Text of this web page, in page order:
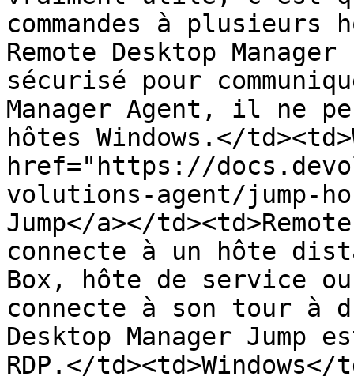
commandes à plusieurs
Remote Desktop
sécurisé pour
Manager Agent, il ne
hôtes Windows.</
href="https://
volutions-agent/jump-
Jump</a></
connecte à un hôte
Box, hôte de service
connecte à son tour à
Desktop Manager Jump
RDP.</